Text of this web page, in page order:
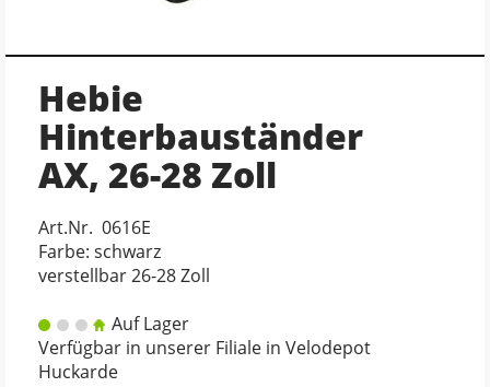
Hebie
Hinterbauständer
AX, 26-28 Zoll
Art.Nr. 0616E
Farbe: schwarz
verstellbar 26-28 Zoll
Auf Lager
Verfügbar in unserer Filiale in Velodepot
Huckarde